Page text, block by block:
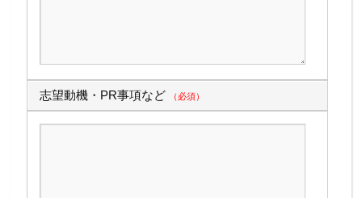
志望動機・PR事項など （必須）